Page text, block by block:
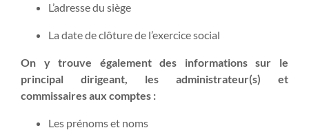
L’adresse du siège
La date de clôture de l’exercice social
On y trouve également des informations sur le
principal dirigeant, les administrateur(s) et
commissaires aux comptes :
Les prénoms et noms